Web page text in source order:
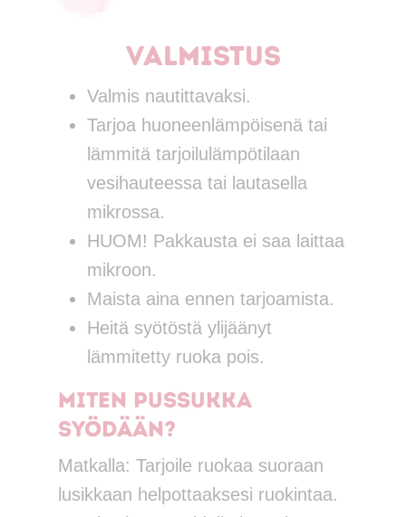
Valmistus
Valmis nautittavaksi.
Tarjoa huoneenlämpöisenä tai
lämmitä tarjoilulämpötilaan
vesihauteessa tai lautasella
mikrossa.
HUOM! Pakkausta ei saa laittaa
mikroon.
Maista aina ennen tarjoamista.
Heitä syötöstä ylijäänyt
lämmitetty ruoka pois.
Miten pussukka
syödään?
Matkalla: Tarjoile ruokaa suoraan
lusikkaan helpottaaksesi ruokintaa.